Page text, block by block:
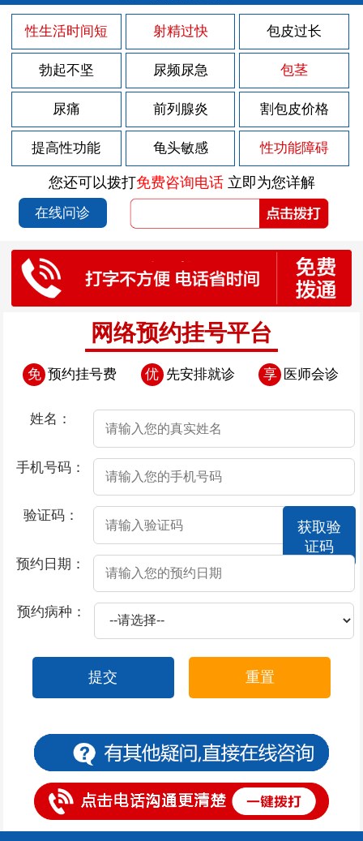
尿道周围长小疙瘩是怎么回事 2026-07-30
导致前列腺炎病发的原因是什么 2026-07-30
男性患上前列腺炎会出现什么伤害 2026-07-30
男性患上前列腺炎的病因有什么 2026-07-30
男性急性前列腺炎的危害有哪些？ 2026-07-30
慢性前列腺炎会造成什么样的危害 2026-07-30
尿道后面有小颗粒 2026-07-28
尿道口边上的肉芽 2026-07-25
男性患上早泄有哪些表现 2026-07-24
导致早泄发生的原因是什么 2026-07-24
导致男性患上早泄的原因都是些什么
导致早泄发生的因素存在哪些
导致男性患上早泄的原因有哪些 2026-07-24
尿道口边上有小肉粒是怎么回事 2026-07-23
尿道口瘙痒起红点
尿道口瘙痒尿道口肉芽
男人预防阳痿要怎么做呢 2026-07-18
2026-07-18
男性出现了阳痿疾病该怎么办 2026-07-18
男性不能晨勃是不是阳痿 2026-07-18
男人惹上阳痿必知的饮食宜忌 2026-07-18
尿道口早晨流脓
尿道口上面有几个水泡 2026-07-14
包皮过长、包茎有什么区别 2026-07-13
包皮过长导致早泄 2026-07-13
包皮过长的诱发因素是什么 2026-07-13
性生活时间短 射精过快 包皮过长
勃起不坚 尿频尿急 包茎
尿痛 前列腺炎 割包皮价格
提高性功能 龟头敏感 性功能障碍
您还可以拨打免费咨询电话立即为您详解
在线问诊
网络预约挂号平台
免 预约挂号费 优 先安排就诊 享 医师会诊
姓名：
手机号码：
验证码：
获取验
证码
预约日期：
预约病种：
提交 重置